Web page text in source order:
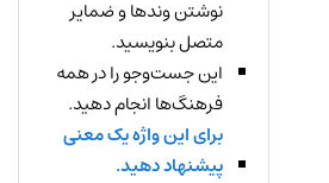
نوشتن وندها و ضمایر
متصل بنویسید.
این جست‌وجو را در همه
فرهنگ‌ها انجام دهید.
برای این واژه یک معنی
پیشنهاد دهید.